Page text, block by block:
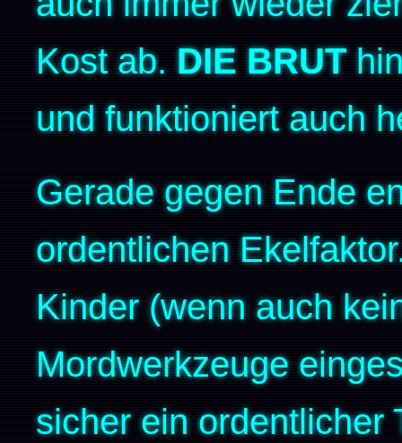
Kost ab.DIE BRUT
und funktioniert auch
Gerade gegen Ende
ordentlichen
Kinder (wenn auch
Mordwerkzeuge
sicher ein ordentlicher